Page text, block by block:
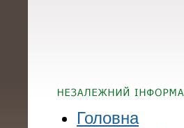
Головна